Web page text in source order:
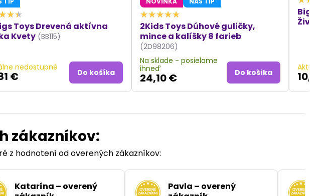
Toys Drevená aktívna
Kvety (BB115)
nedostupné
€ Do košíka
2Kids Toys Dúhové guličky,
mince a kalíšky 8 farieb
(2D98206)
Na sklade - posielame
ihneď
24,10 € Do košíka
Život
zákazníkov:
z hodnotení od overených zákazníkov:
Katarína – overený
Pavla – overený